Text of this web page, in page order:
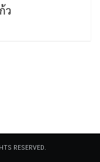
ว
RESERVED.